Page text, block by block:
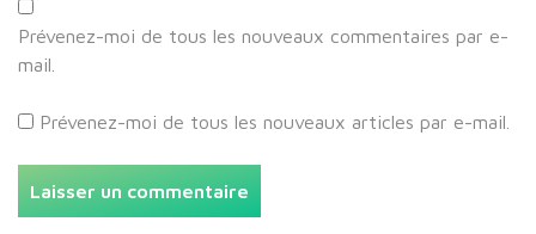
Prévenez-moi de tous les nouveaux commentaires par e-
mail.
Prévenez-moi de tous les nouveaux articles par e-mail.